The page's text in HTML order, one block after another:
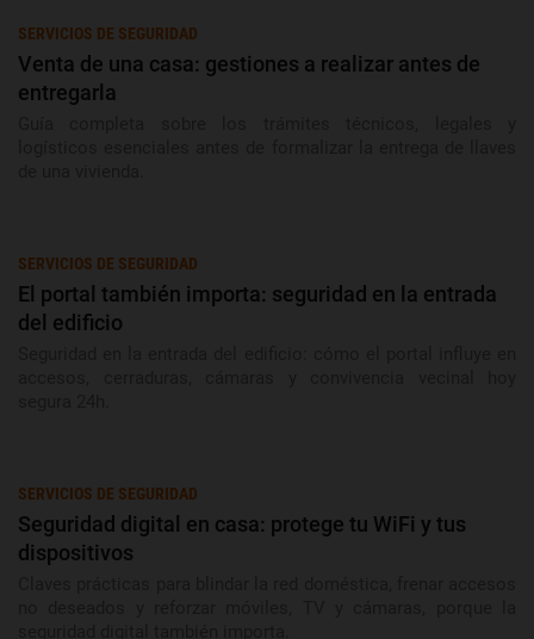
SERVICIOS DE SEGURIDAD
Venta de una casa: gestiones a realizar antes de
entregarla
SERVICIOS DE SEGURIDAD
El portal también importa: seguridad en la entrada
del edificio
SERVICIOS DE SEGURIDAD
Seguridad digital en casa: protege tu WiFi y tus
dispositivos